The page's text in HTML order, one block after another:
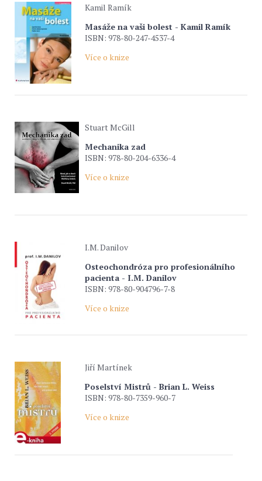
Kamil Ramík
Masáže na vaši bolest - Kamil Ramík
ISBN: 978-80-247-4537-4
Více o knize
Stuart McGill
Mechanika zad
ISBN: 978-80-204-6336-4
Více o knize
I.M. Danilov
Osteochondróza pro profesionálního
pacienta - I.M. Danilov
ISBN: 978-80-904796-7-8
Více o knize
Jiří Martínek
Poselství Mistrů - Brian L. Weiss
ISBN: 978-80-7359-960-7
Více o knize